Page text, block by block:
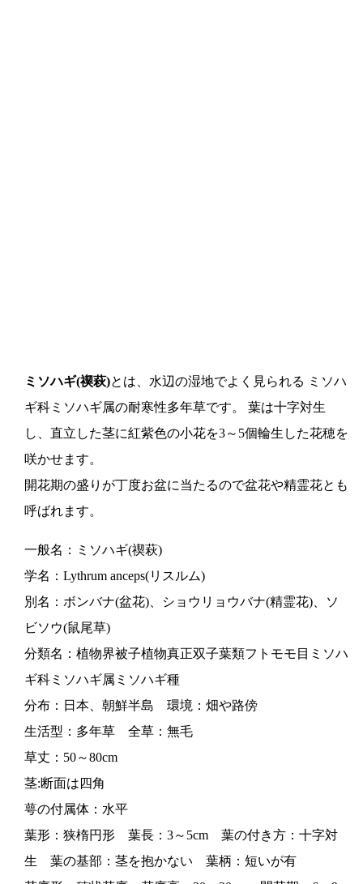
ミソハギ(禊萩)とは、水辺の湿地でよく見られる ミソハ
ギ科ミソハギ属の耐寒性多年草です。 葉は十字対生
し、直立した茎に紅紫色の小花を3～5個輪生した花穂を
咲かせます。
開花期の盛りが丁度お盆に当たるので盆花や精霊花とも
呼ばれます。
一般名：ミソハギ(禊萩)
学名：Lythrum anceps(リスルム)
別名：ボンバナ(盆花)、ショウリョウバナ(精霊花)、ソ
ビソウ(鼠尾草)
分類名：植物界被子植物真正双子葉類フトモモ目ミソハ
ギ科ミソハギ属ミソハギ種
分布：日本、朝鮮半島 環境：畑や路傍
生活型：多年草 全草：無毛
草丈：50～80cm
茎:断面は四角
萼の付属体：水平
葉形：狭楕円形 葉長：3～5cm 葉の付き方：十字対
生 葉の基部：茎を抱かない 葉柄：短いが有